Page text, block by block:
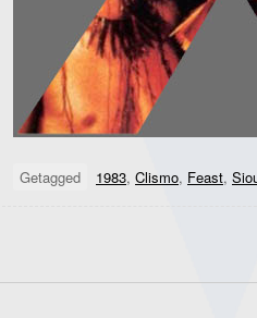
Getagged 1983, Clismo, Feast,